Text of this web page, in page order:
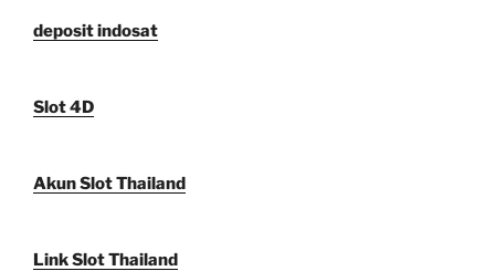
deposit indosat
Slot 4D
Akun Slot Thailand
Link Slot Thailand